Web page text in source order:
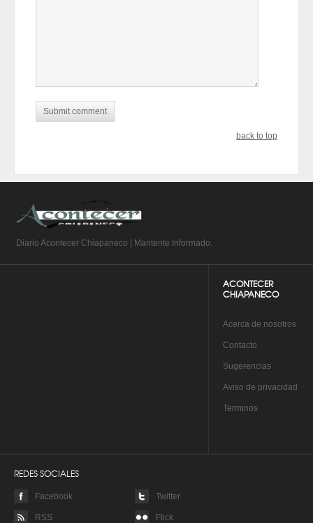
back to top
Diario Acontecer Chiapaneco | Mantente Informado.
ACONTECER
CHIAPANECO
Acerca de nosotros
Contacto
Sugerencias
Aviso de privacidad
Terminos
REDES SOCIALES
Facebook Twitter
RSS Flick